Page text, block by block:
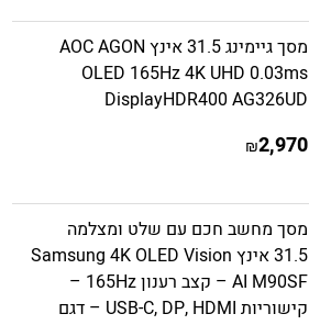
מסך גיימינג 31.5 אינץ AOC AGON
OLED 165Hz 4K UHD 0.03ms
DisplayHDR400 AG326UD
2,970
₪
מסך מחשב חכם עם שלט ומצלמה
31.5 אינץ Samsung 4K OLED Vision
AI M90SF – קצב רענון 165Hz –
קישוריות USB-C, DP, HDMI – דגם